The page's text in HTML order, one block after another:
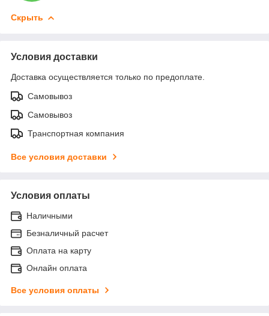
Скрыть
Условия доставки
Доставка осуществляется только по предоплате.
Самовывоз
Самовывоз
Транспортная компания
Все условия доставки
Условия оплаты
Наличными
Безналичный расчет
Оплата на карту
Онлайн оплата
Все условия оплаты